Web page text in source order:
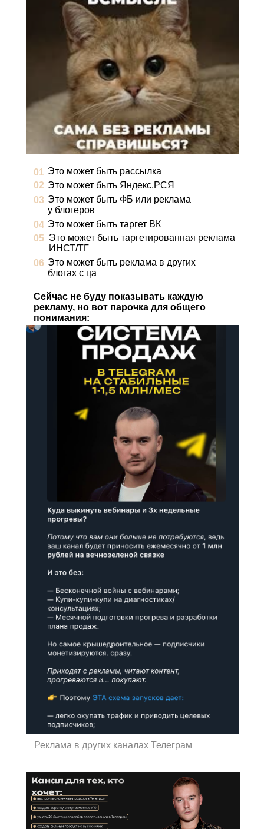
Это может быть рассылка
Сейчас не буду показывать каждую
рекламу, но вот парочка для общего
понимания:
Это может быть Яндекс.РСЯ
Это может быть реклама в других
блогах с ца
Это может быть таргетированная реклама
ИНСТ/ТГ
Это может быть таргет ВК
Это может быть ФБ или реклама
у блогеров
01
02
03
04
05
06
Реклама в других каналах Телеграм